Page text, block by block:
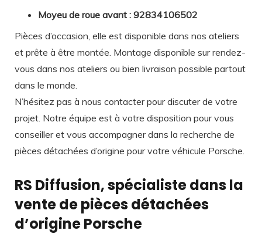
Moyeu de roue avant : 92834106502
Pièces d’occasion, elle est disponible dans nos ateliers
et prête à être montée. Montage disponible sur rendez-
vous dans nos ateliers ou bien livraison possible partout
dans le monde.
N’hésitez pas à nous contacter pour discuter de votre
projet. Notre équipe est à votre disposition pour vous
conseiller et vous accompagner dans la recherche de
pièces détachées d’origine pour votre véhicule Porsche.
RS Diffusion, spécialiste dans la
vente de pièces détachées
d’origine Porsche